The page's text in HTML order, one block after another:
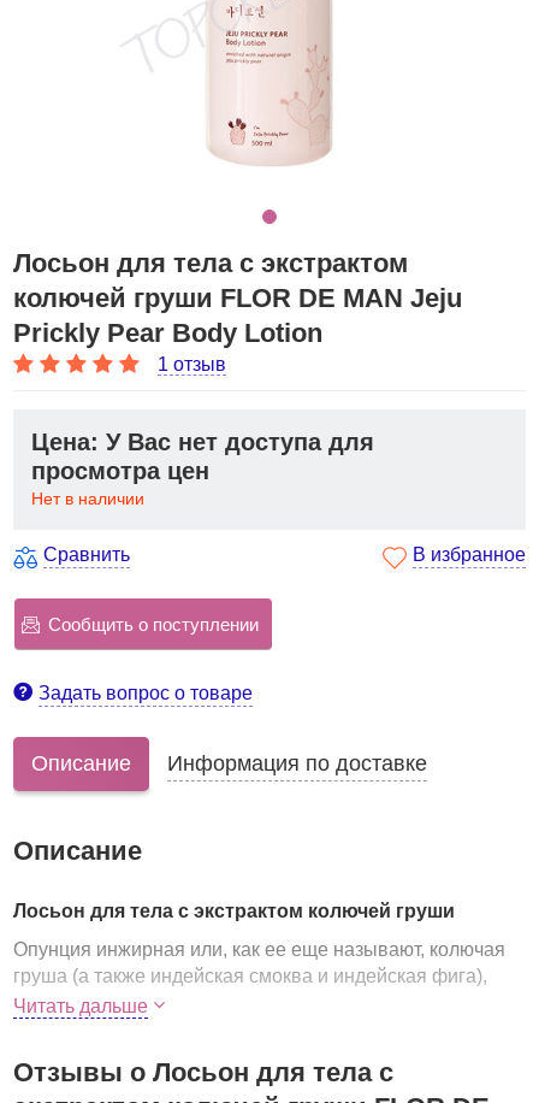
Лосьон для тела с экстрактом
колючей груши FLOR DE MAN Jeju
Prickly Pear Body Lotion
1 отзыв
Цена: У Вас нет доступа для
просмотра цен
Нет в наличии
Сравнить В избранное
Сообщить о поступлении
Задать вопрос о товаре
Описание Информация по доставке
Описание
Лосьон для тела с экстрактом колючей груши
Опунция инжирная или, как ее еще называют, колючая
груша (а также индейская смоква и индейская фига),
выращенная на корейском острове Чеджу, где
ключевым компонентом серии Jeju Prickly Pear от Flor
Читать дальше
Отзывы о Лосьон для тела с